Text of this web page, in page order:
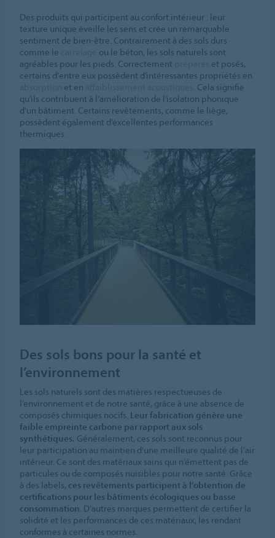
Des produits qui participent au confort intérieur : leur
texture unique éveille les sens et crée un remarquable
sentiment de bien-être. Contrairement à des sols durs
comme le
ou le béton, les sols naturels sont
agréables pour les pieds. Correctement
et posés,
certains d'entre eux possèdent d’intéressantes propriétés en
et en
. Cela signifie
qu’ils contribuent à l’amélioration de l’isolation phonique
d’un bâtiment. Certains revêtements, comme le liège,
possèdent également d’excellentes performances
thermiques.
Des sols bons pour la santé et
l’environnement
Les sols naturels sont des matières respectueuses de
l’environnement et de notre santé, grâce à une absence de
composés chimiques nocifs. Leur fabrication génère une
faible empreinte carbone par rapport aux sols
synthétiques. Généralement, ces sols sont reconnus pour
leur participation au maintien d'une meilleure qualité de l’air
intérieur. Ce sont des matériaux sains qui n’émettent pas de
particules ou de composés nuisibles pour notre santé. Grâce
à des labels, ces revêtements participent à l’obtention de
certifications pour les bâtiments écologiques ou basse
consommation. D’autres marques permettent de certifier la
solidité et les performances de ces matériaux, les rendant
conformes à certaines normes.